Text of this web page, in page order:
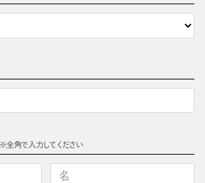
全角で入力してください